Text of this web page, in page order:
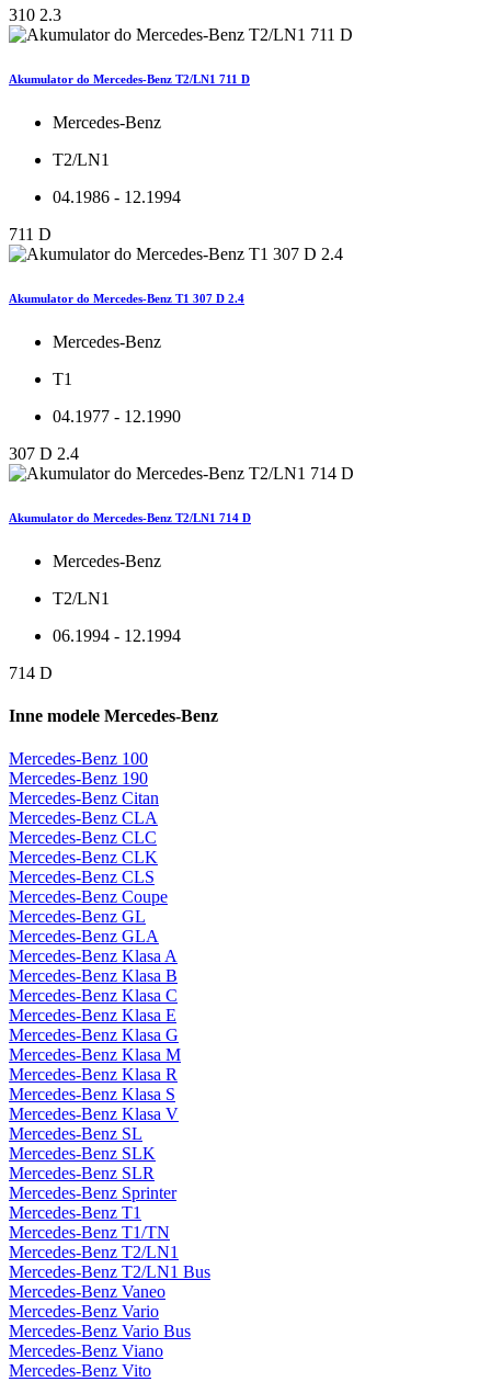
310 2.3
Akumulator do Mercedes-Benz T2/LN1 711 D
Mercedes-Benz
T2/LN1
04.1986 - 12.1994
711 D
Akumulator do Mercedes-Benz T1 307 D 2.4
Mercedes-Benz
T1
04.1977 - 12.1990
307 D 2.4
Akumulator do Mercedes-Benz T2/LN1 714 D
Mercedes-Benz
T2/LN1
06.1994 - 12.1994
714 D
Inne modele Mercedes-Benz
Mercedes-Benz 100
Mercedes-Benz 190
Mercedes-Benz Citan
Mercedes-Benz CLA
Mercedes-Benz CLC
Mercedes-Benz CLK
Mercedes-Benz CLS
Mercedes-Benz Coupe
Mercedes-Benz GL
Mercedes-Benz GLA
Mercedes-Benz Klasa A
Mercedes-Benz Klasa B
Mercedes-Benz Klasa C
Mercedes-Benz Klasa E
Mercedes-Benz Klasa G
Mercedes-Benz Klasa M
Mercedes-Benz Klasa R
Mercedes-Benz Klasa S
Mercedes-Benz Klasa V
Mercedes-Benz SL
Mercedes-Benz SLK
Mercedes-Benz SLR
Mercedes-Benz Sprinter
Mercedes-Benz T1
Mercedes-Benz T1/TN
Mercedes-Benz T2/LN1
Mercedes-Benz T2/LN1 Bus
Mercedes-Benz Vaneo
Mercedes-Benz Vario
Mercedes-Benz Vario Bus
Mercedes-Benz Viano
Mercedes-Benz Vito